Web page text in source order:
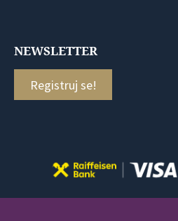
NEWSLETTER
Registruj se!